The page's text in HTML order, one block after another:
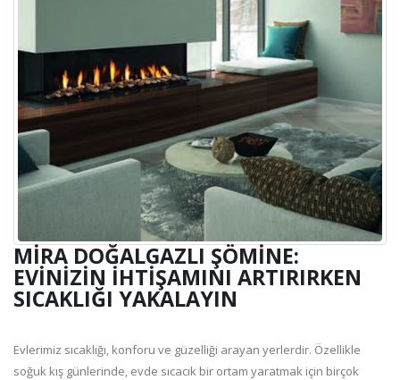
MIRA DOĞALGAZLI ŞÖMINE:
EVINIZIN İHTIŞAMINI ARTIRIRKEN
SICAKLIĞI YAKALAYIN
Evlerimiz sıcaklığı, konforu ve güzelliği arayan yerlerdir. Özellikle
soğuk kış günlerinde, evde sıcacık bir ortam yaratmak için birçok